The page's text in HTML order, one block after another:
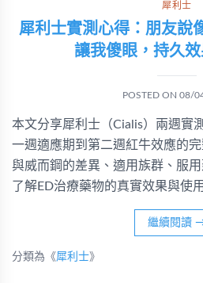
犀利士
犀利士實測心得：朋友說
讓我傻眼，持久效
POSTED ON 08/
本文分享犀利士（Cialis）兩週實
一週適應期到第二週紅牛效應的
與威而鋼的差異、適用族群、服
了解ED治療藥物的真實效果與使
繼續閱讀
分類為《犀利士》